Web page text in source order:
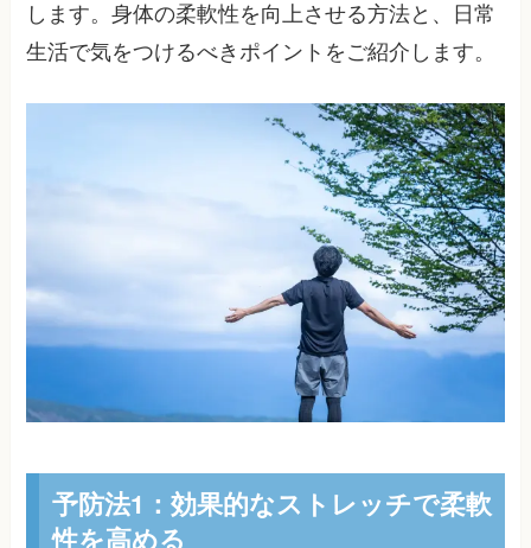
します。身体の柔軟性を向上させる方法と、日常
生活で気をつけるべきポイントをご紹介します。
予防法1：効果的なストレッチで柔軟
性を高める